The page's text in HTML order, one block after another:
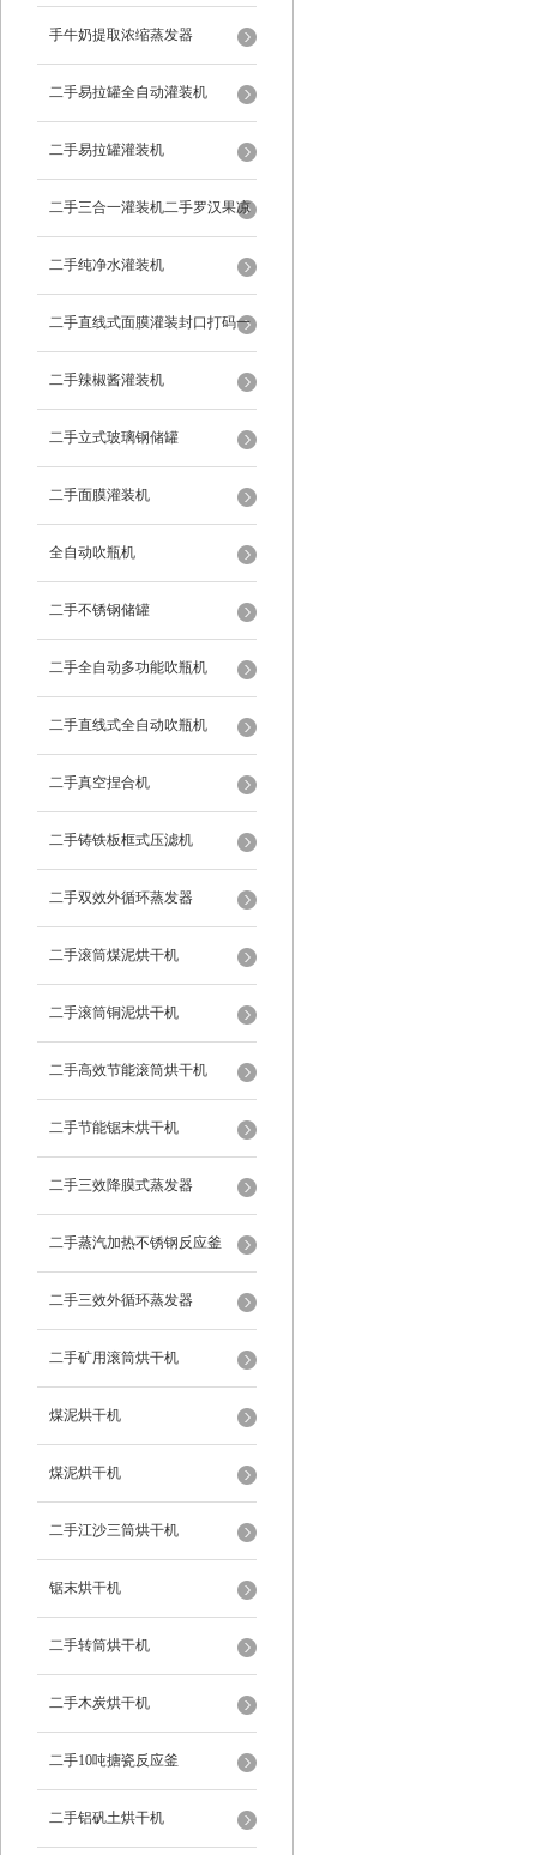
手牛奶提取浓缩蒸发器
二手易拉罐全自动灌装机
二手易拉罐灌装机
二手三合一灌装机二手罗汉果凉
茶灌装机
二手纯净水灌装机
二手直线式面膜灌装封口打码一
体机
二手辣椒酱灌装机
二手立式玻璃钢储罐
二手面膜灌装机
全自动吹瓶机
二手不锈钢储罐
二手全自动多功能吹瓶机
二手直线式全自动吹瓶机
二手真空捏合机
二手铸铁板框式压滤机
二手双效外循环蒸发器
二手滚筒煤泥烘干机
二手滚筒铜泥烘干机
二手高效节能滚筒烘干机
二手节能锯末烘干机
二手三效降膜式蒸发器
二手蒸汽加热不锈钢反应釜
二手三效外循环蒸发器
二手矿用滚筒烘干机
煤泥烘干机
煤泥烘干机
二手江沙三筒烘干机
锯末烘干机
二手转筒烘干机
二手木炭烘干机
二手10吨搪瓷反应釜
二手铝矾土烘干机